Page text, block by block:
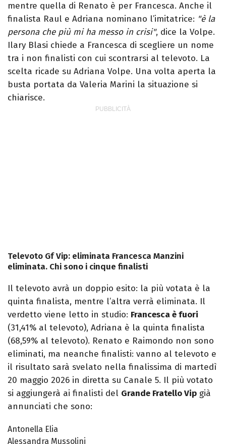
mentre quella di Renato è per Francesca. Anche il
finalista Raul e Adriana nominano l’imitatrice: "è la
persona che più mi ha messo in crisi", dice la Volpe.
Ilary Blasi chiede a Francesca di scegliere un nome
tra i non finalisti con cui scontrarsi al televoto. La
scelta ricade su Adriana Volpe. Una volta aperta la
busta portata da Valeria Marini la situazione si
chiarisce.
Televoto Gf Vip: eliminata Francesca Manzini
eliminata. Chi sono i cinque finalisti
Il televoto avrà un doppio esito: la più votata è la
quinta finalista, mentre l’altra verrà eliminata. Il
verdetto viene letto in studio: Francesca è fuori
(31,41% al televoto), Adriana è la quinta finalista
(68,59% al televoto). Renato e Raimondo non sono
eliminati, ma neanche finalisti: vanno al televoto e
il risultato sarà svelato nella finalissima di martedì
20 maggio 2026 in diretta su Canale 5. Il più votato
si aggiungerà ai finalisti del Grande Fratello Vip già
annunciati che sono:
Antonella Elia
Alessandra Mussolini